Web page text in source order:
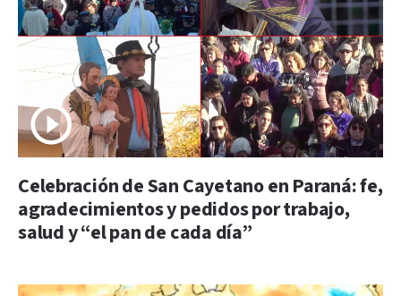
Celebración de San Cayetano en Paraná: fe,
agradecimientos y pedidos por trabajo,
salud y “el pan de cada día”